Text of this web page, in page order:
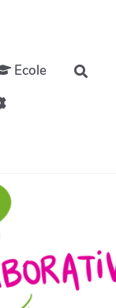
Ecole